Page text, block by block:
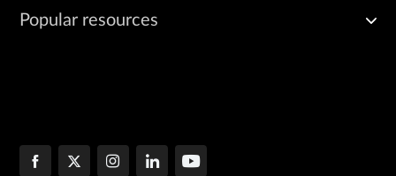
Popular resources